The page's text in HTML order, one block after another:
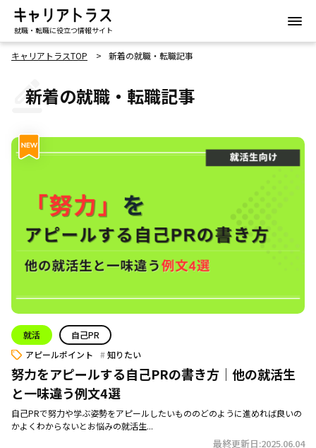
就職・転職に役立つ情報サイト
キャリアトラスTOP 新着の就職・転職記事
新着の就職・転職記事
就活
自己PR
アピールポイント
知りたい
努力をアピールする自己PRの書き方｜他の就活生
と一味違う例文4選
自己PRで努力や学ぶ姿勢をアピールしたいもののどのように進めれば良いの
かよくわからないとお悩みの就活生...
最終更新日:2025.06.04